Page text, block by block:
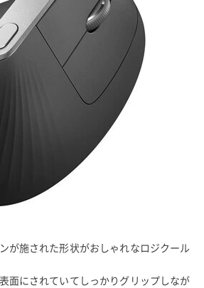
が施された形状がおしゃれなロジクール
面にされていてしっかりグリップしなが